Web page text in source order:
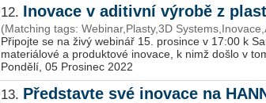
12. Inovace v aditivní výrobě z
(Matching tags: Webinar,Plasty,3D
Při­poj­te se na živý webi­nář 15. pro­sin­ce v 17:00 k
ma­te­ri­á­lo­vé a pro­duk­to­vé ino­va­ce, k nimž došlo v
Pondělí, 05 Prosinec 2022
13. Představte své inovace na